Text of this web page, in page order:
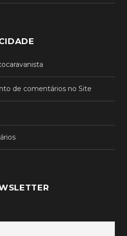
de comentários no Site